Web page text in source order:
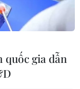
gia dẫn